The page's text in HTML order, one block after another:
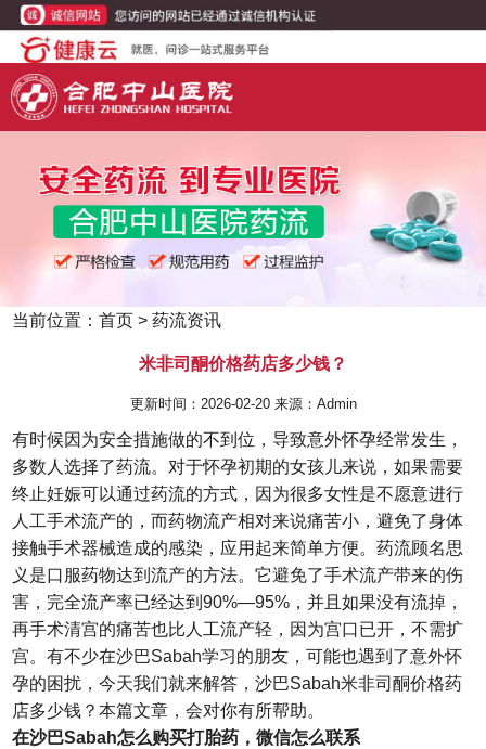
当前位置：首页 >药流资讯
米非司酮价格药店多少钱？
更新时间：2026-02-20 来源：Admin
有时候因为安全措施做的不到位，导致意外怀孕经常发生，
多数人选择了药流。对于怀孕初期的女孩儿来说，如果需要
终止妊娠可以通过药流的方式，因为很多女性是不愿意进行
人工手术流产的，而药物流产相对来说痛苦小，避免了身体
接触手术器械造成的感染，应用起来简单方便。药流顾名思
义是口服药物达到流产的方法。它避免了手术流产带来的伤
害，完全流产率已经达到90%—95%，并且如果没有流掉，
再手术清宫的痛苦也比人工流产轻，因为宫口已开，不需扩
宫。有不少在沙巴Sabah学习的朋友，可能也遇到了意外怀
孕的困扰，今天我们就来解答，沙巴Sabah米非司酮价格药
店多少钱？本篇文章，会对你有所帮助。
在沙巴Sabah怎么购买打胎药，微信怎么联系